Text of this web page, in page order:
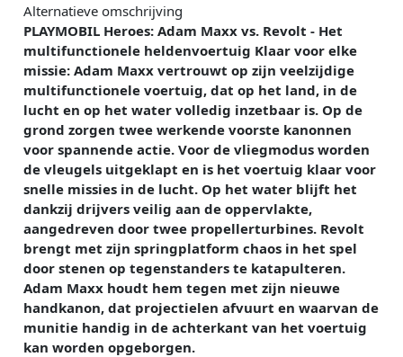
Alternatieve omschrijving
PLAYMOBIL Heroes: Adam Maxx vs. Revolt - Het
multifunctionele heldenvoertuig Klaar voor elke
missie: Adam Maxx vertrouwt op zijn veelzijdige
multifunctionele voertuig, dat op het land, in de
lucht en op het water volledig inzetbaar is. Op de
grond zorgen twee werkende voorste kanonnen
voor spannende actie. Voor de vliegmodus worden
de vleugels uitgeklapt en is het voertuig klaar voor
snelle missies in de lucht. Op het water blijft het
dankzij drijvers veilig aan de oppervlakte,
aangedreven door twee propellerturbines. Revolt
brengt met zijn springplatform chaos in het spel
door stenen op tegenstanders te katapulteren.
Adam Maxx houdt hem tegen met zijn nieuwe
handkanon, dat projectielen afvuurt en waarvan de
munitie handig in de achterkant van het voertuig
kan worden opgeborgen.